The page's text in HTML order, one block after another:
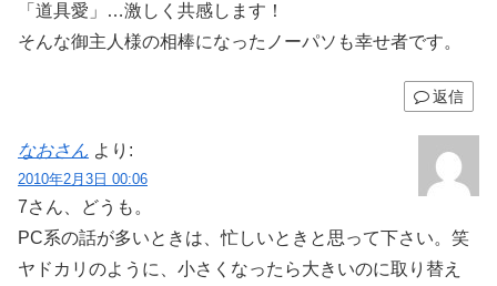
「道具愛」…激しく共感します！
そんな御主人様の相棒になったノーパソも幸せ者です。
返信
なおさん より:
2010年2月3日 00:06
7さん、どうも。
PC系の話が多いときは、忙しいときと思って下さい。笑
ヤドカリのように、小さくなったら大きいのに取り替え